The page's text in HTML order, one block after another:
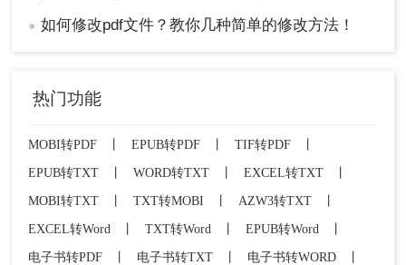
● 如何修改pdf文件？教你几种简单的修改方法！
热门功能
MOBI转PDF EPUB转PDF TIF转PDF
EPUB转TXT
WORD转TXT EXCEL转TXT
MOBI转TXT
TXT转MOBI AZW3转TXT
EXCEL转Word
TXT转Word EPUB转Word
电子书转PDF
电子书转TXT 电子书转WORD